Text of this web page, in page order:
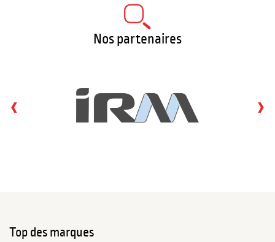
Nos partenaires
‹ ›
Top des marques